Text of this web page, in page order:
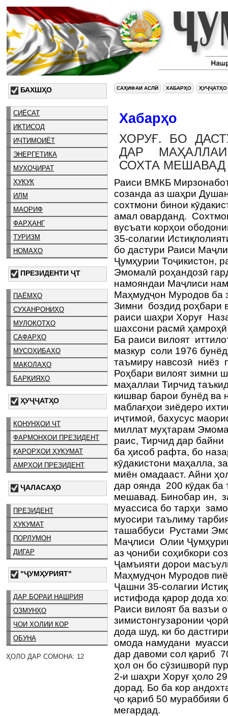
БАХШҲО
СИЁСАТ
ИҚТИСОД
ИҶТИМОИЁТ
ЭНЕРГЕТИКА
МУҲОҶИРАТ
ҲУҚУҚ
ИЛМ
МАОРИФ
ФАРҲАНГ
ТУРИЗМ
НОМАҲО
ПРЕЗИДЕНТИ ҶТ
ПАЁМҲО
СУХАНРОНИҲО
МУЛОҚОТҲО
САФАРҲО
МУСОҲИБАҲО
МАҚОЛАҲО
БАРҚИЯҲО
ҲУҶҶАТҲО
ҚОНУНҲОИ ҶТ
ФАРМОНҲОИ ПРЕЗИДЕНТ
ҚАРОРҲОИ ҲУКУМАТ
АМРҲОИ ПРЕЗИДЕНТ
ҶАЛАСАҲО
ПРЕЗИДЕНТ
ҲУКУМАТ
ПОРЛУМОН
ДИГАР
"ҶУМҲУРИЯТ"
ДАР БОРАИ НАШРИЯ
ОЗМУНҲО
ҶОИ ХОЛИИ КОР
ОБУНА
ҲОЛО ДАР СОМОНА: 12
САҲИФАИ АСЛӢ ХАБАРҲО ҲУҶҶАТҲО
Хабарҳо
ХОРУҒ. БО
ДАР
СОХТА МЕШАВАД
Раиси ВМКБ
созанда аз шаҳри
сохтмони бинои
амал оварданд.
вусъати корҳои
35‐солагии
бо дастури Раиси
Ҷумҳурии Тоҷикистон,
Эмомалӣ роҳандозӣ
намояндаи Маҷлиси
Маҳмудҷон Муродов ба
Зимни боздид роҳбари
раиси шаҳри Хоруғ
шахсони расмӣ
Ба раиси вилоят
мазкур соли 1976
таъмиру навсозӣ ниёз
Роҳбари вилоят зимни
маҳаллаи Тирчид
кишвар барои бунёд ва
маблағҳои зиёдеро
иҷтимоӣ, бахусус
миллат муҳтарам
раис, Тирчид дар
ба ҳисоб рафта, бо
кӯдакистони маҳалла,
миён омадааст. Айни
дар оянда 200 кӯдак
мешавад. Бинобар ин,
муассиса бо тарҳи
муосири таълиму
ташаббуси Рустами
Маҷлиси Олии
аз ҷониби соҳибкори
Ҷамъияти дорои
Маҳмудҷон Муродов
Ҷашни 35‐солагии
истифода қарор дода
Раиси вилоят ба вазъи
зимистонгузаронии
дода шуд, ки бо
омода намудани
дар давоми сол қариб
ҳол он бо сӯзишворӣ
2-и шаҳри Хоруғ ҳоло
дорад. Бо ба кор
ҷо қариб 50 мураббияи
мегардад.